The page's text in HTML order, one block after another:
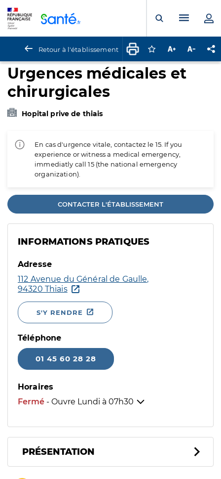
Ouvrir laMenu
Retour à l'établissement Connectez-vous
Augmenter la
Urgences médicales et
chirurgicales
Hopital prive de thiais
En cas d'urgence vitale, contactez le 15. If you
experience or witness a medical emergency,
immediatly call 15 (the national emergency
organization).
CONTACTER L'ÉTABLISSEMENT
INFORMATIONS PRATIQUES
Adresse
112 Avenue du Général de Gaulle,
94320 Thiais
S'Y RENDRE
Téléphone
01 45 60 28 28
Horaires
Fermé - Ouvre Lundi à 07h30
PRÉSENTATION